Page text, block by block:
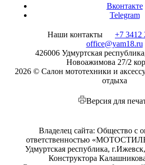
Вконтакте
Telegram
Наши контакты
+7 3412
office@yam18.ru
426006 Удмуртская
Новоажимова 27/2
2026 © Салон мототехники и
отдыха
Версия для
Владелец сайта: Общество с
ответственностью
Удмуртская республика,
Конструктора